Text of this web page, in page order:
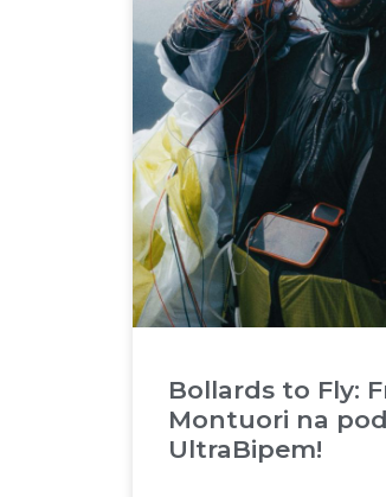
Bollards to Fly:
Montuori na
UltraBipem!